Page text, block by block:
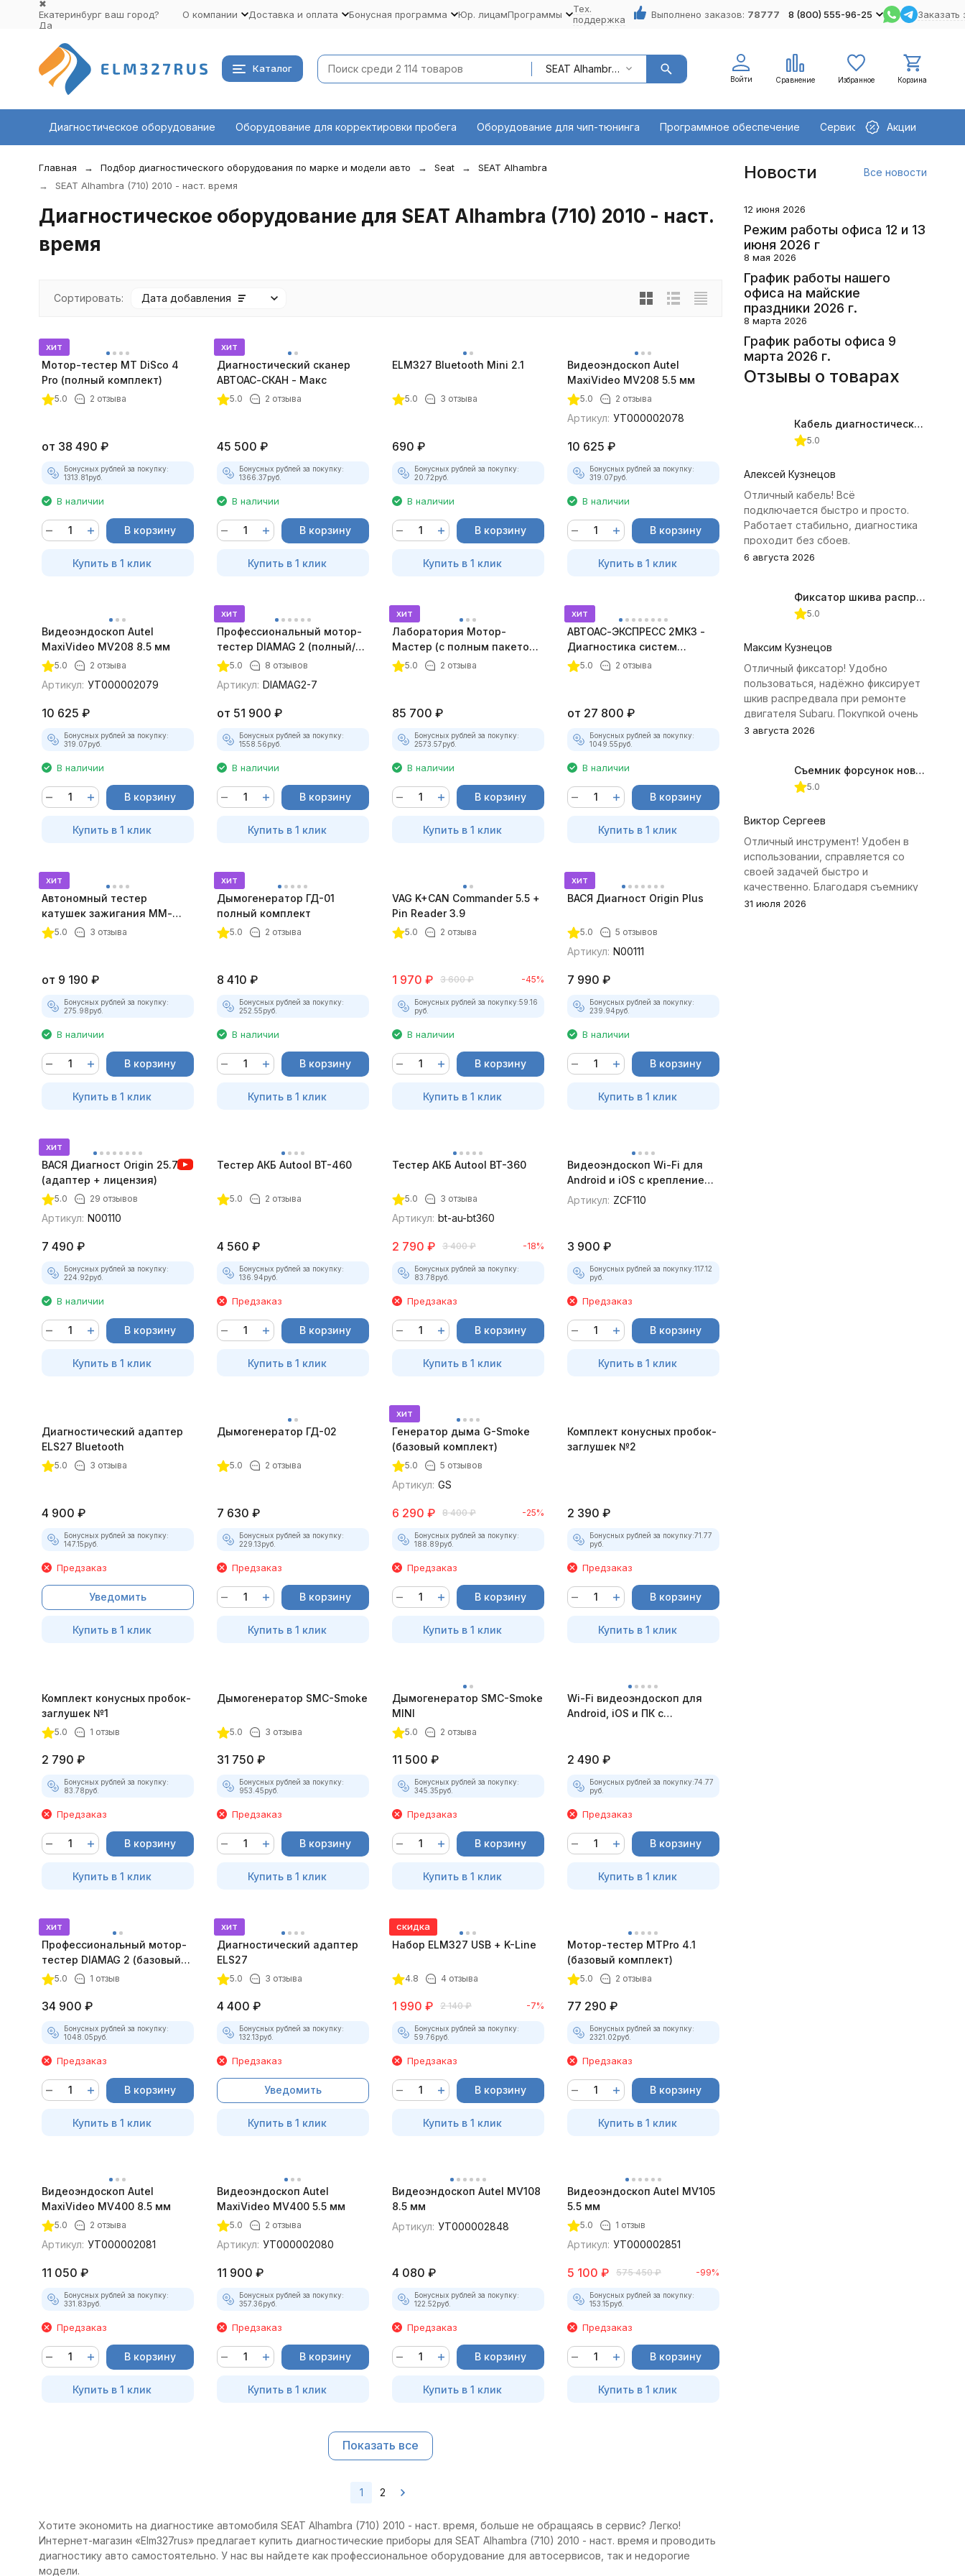
✖
Екатеринбург ваш город?
Да
О компании Доставка и оплата Бонусная программа Юр. лицамПрограммы
Тех.
поддержка
Выполнено заказов: 78777 8 (800) 555-96-25 Заказать
Каталог SEAT Alhambra (710) 2010 - наст. время
Войти Сравнение Избранное Корзина
Диагностическое оборудование Оборудование для корректировки пробега Оборудование для чип-тюнинга Программное обеспечение Сервисное оборудование
Акции
Главная Подбор диагностического оборудования по марке и модели авто Seat
SEAT Alhambra
SEAT Alhambra (710) 2010 - наст. время
Диагностическое оборудование для SEAT Alhambra (710) 2010 - наст.
время
Сортировать: Дата добавления
покупателей
хит
Мотор-тестер MT DiSco 4
Pro (полный комплект)
5.0 2 отзыва
от 38 490 ₽
Бонусных рублей за покупку:
1313.81руб.
В наличии
В корзину
Купить в 1 клик
хит
Диагностический сканер
АВТОАС-СКАН - Макс
5.0 2 отзыва
45 500 ₽
Бонусных рублей за покупку:
1366.37руб.
В наличии
В корзину
Купить в 1 клик
ELM327 Bluetooth Mini 2.1
5.0 3 отзыва
690 ₽
Бонусных рублей за покупку:
20.72руб.
В наличии
В корзину
Купить в 1 клик
Видеоэндоскоп Autel
MaxiVideo MV208 5.5 мм
5.0 2 отзыва
Артикул: УТ000002078
10 625 ₽
Бонусных рублей за покупку:
319.07руб.
В наличии
В корзину
Купить в 1 клик
Видеоэндоскоп Autel
MaxiVideo MV208 8.5 мм
5.0 2 отзыва
Артикул: УТ000002079
10 625 ₽
Бонусных рублей за покупку:
319.07руб.
В наличии
В корзину
Купить в 1 клик
хит
Профессиональный мотор-
тестер DIAMAG 2 (полный/
максимальный комплект)
5.0 8 отзывов
Артикул: DIAMAG2-7
от 51 900 ₽
Бонусных рублей за покупку:
1558.56руб.
В наличии
В корзину
Купить в 1 клик
хит
Лаборатория Мотор-
Мастер (с полным пакетом
лицензий)
5.0 2 отзыва
85 700 ₽
Бонусных рублей за покупку:
2573.57руб.
В наличии
В корзину
Купить в 1 клик
хит
АВТОАС-ЭКСПРЕСС 2МК3 -
Диагностика систем
зажигания
5.0 2 отзыва
от 27 800 ₽
Бонусных рублей за покупку:
1049.55руб.
В наличии
В корзину
Купить в 1 клик
хит
Автономный тестер
катушек зажигания ММ-
ТК-01 (v2) (полный
5.0 3 отзыва
от 9 190 ₽
Бонусных рублей за покупку:
275.98руб.
В наличии
В корзину
Купить в 1 клик
хит
Дымогенератор ГД-01
полный комплект
5.0 2 отзыва
8 410 ₽
Бонусных рублей за покупку:
252.55руб.
В наличии
В корзину
Купить в 1 клик
VAG K+CAN Commander 5.5 +
Pin Reader 3.9
5.0 2 отзыва
1 970 ₽ 3 600 ₽ -45%
Бонусных рублей за покупку:59.16
руб.
В наличии
В корзину
Купить в 1 клик
хит
ВАСЯ Диагност Origin Plus
5.0 5 отзывов
Артикул: N00111
7 990 ₽
Бонусных рублей за покупку:
239.94руб.
В наличии
В корзину
Купить в 1 клик
хит
ВАСЯ Диагност Origin 25.7.0
(адаптер + лицензия)
5.0 29 отзывов
Артикул: N00110
7 490 ₽
Бонусных рублей за покупку:
224.92руб.
В наличии
В корзину
Купить в 1 клик
Тестер АКБ Autool BT-460
5.0 2 отзыва
4 560 ₽
Бонусных рублей за покупку:
136.94руб.
Предзаказ
В корзину
Купить в 1 клик
Тестер АКБ Autool BT-360
5.0 3 отзыва
Артикул: bt-au-bt360
2 790 ₽ 3 400 ₽ -18%
Бонусных рублей за покупку:
83.78руб.
Предзаказ
В корзину
Купить в 1 клик
Видеоэндоскоп Wi-Fi для
Android и iOS с креплением
для смартфона
Артикул: ZCF110
3 900 ₽
Бонусных рублей за покупку:117.12
руб.
Предзаказ
В корзину
Купить в 1 клик
Диагностический адаптер
ELS27 Bluetooth
5.0 3 отзыва
4 900 ₽
Бонусных рублей за покупку:
147.15руб.
Предзаказ
Уведомить
Купить в 1 клик
Дымогенератор ГД-02
5.0 2 отзыва
7 630 ₽
Бонусных рублей за покупку:
229.13руб.
Предзаказ
В корзину
Купить в 1 клик
хит
Генератор дыма G-Smoke
(базовый комплект)
5.0 5 отзывов
Артикул: GS
6 290 ₽ 8 400 ₽ -25%
Бонусных рублей за покупку:
188.89руб.
Предзаказ
В корзину
Купить в 1 клик
Комплект конусных пробок-
заглушек №2
2 390 ₽
Бонусных рублей за покупку:71.77
руб.
Предзаказ
В корзину
Купить в 1 клик
Комплект конусных пробок-
заглушек №1
5.0 1 отзыв
2 790 ₽
Бонусных рублей за покупку:
83.78руб.
Предзаказ
В корзину
Купить в 1 клик
Дымогенератор SMC-Smoke
5.0 3 отзыва
31 750 ₽
Бонусных рублей за покупку:
953.45руб.
Предзаказ
В корзину
Купить в 1 клик
Дымогенератор SMC-Smoke
MINI
5.0 2 отзыва
11 500 ₽
Бонусных рублей за покупку:
345.35руб.
Предзаказ
В корзину
Купить в 1 клик
Wi-Fi видеоэндоскоп для
Android, iOS и ПК с
2 490 ₽
Бонусных рублей за покупку:74.77
руб.
Предзаказ
В корзину
Купить в 1 клик
хит
Профессиональный мотор-
тестер DIAMAG 2 (базовый
комплект)
5.0 1 отзыв
34 900 ₽
Бонусных рублей за покупку:
1048.05руб.
Предзаказ
В корзину
Купить в 1 клик
хит
Диагностический адаптер
ELS27
5.0 3 отзыва
4 400 ₽
Бонусных рублей за покупку:
132.13руб.
Предзаказ
Уведомить
Купить в 1 клик
скидка
Набор ELM327 USB + K-Line
4.8 4 отзыва
1 990 ₽ 2 140 ₽ -7%
Бонусных рублей за покупку:
59.76руб.
Предзаказ
В корзину
Купить в 1 клик
Мотор-тестер MTPro 4.1
(базовый комплект)
5.0 2 отзыва
77 290 ₽
Бонусных рублей за покупку:
2321.02руб.
Предзаказ
В корзину
Купить в 1 клик
Видеоэндоскоп Autel
MaxiVideo MV400 8.5 мм
5.0 2 отзыва
Артикул: УТ000002081
11 050 ₽
Бонусных рублей за покупку:
331.83руб.
Предзаказ
В корзину
Купить в 1 клик
Видеоэндоскоп Autel
MaxiVideo MV400 5.5 мм
5.0 2 отзыва
Артикул: УТ000002080
11 900 ₽
Бонусных рублей за покупку:
357.36руб.
Предзаказ
В корзину
Купить в 1 клик
Видеоэндоскоп Autel MV108
8.5 мм
Артикул: УТ000002848
4 080 ₽
Бонусных рублей за покупку:
122.52руб.
Предзаказ
В корзину
Купить в 1 клик
Видеоэндоскоп Autel MV105
5.5 мм
5.0 1 отзыв
Артикул: УТ000002851
5 100 ₽ 575 450 ₽ -99%
Бонусных рублей за покупку:
153.15руб.
Предзаказ
В корзину
Купить в 1 клик
Показать все
1 2
Хотите экономить на диагностике автомобиля SEAT Alhambra (710) 2010 - наст. время, больше не обращаясь в сервис? Легко!
Интернет-магазин «Elm327rus» предлагает купить диагностические приборы для SEAT Alhambra (710) 2010 - наст. время и проводить
диагностику авто самостоятельно. У нас вы найдете как профессиональное оборудование для автосервисов, так и недорогие
модели.
Новости Все новости
12 июня 2026
Режим работы офиса 12 и 13
июня 2026 г
8 мая 2026
График работы нашего
офиса на майские
праздники 2026 г.
8 марта 2026
График работы офиса 9
марта 2026 г.
Отзывы о товарах
Кабель диагностический ГАЗ 24 для АВТОАС
5.0
Алексей Кузнецов
Отличный кабель! Всё
подключается быстро и просто.
Работает стабильно, диагностика
проходит без сбоев.
6 августа 2026
Фиксатор шкива распредвала (Subaru) JTC-4409
5.0
Максим Кузнецов
Отличный фиксатор! Удобно
пользоваться, надёжно фиксирует
шкив распредвала при ремонте
двигателя Subaru. Покупкой очень
доволен.
3 августа 2026
Съемник форсунок новых дизельных двигателей Jonnesway
5.0
Виктор Сергеев
Отличный инструмент! Удобен в
использовании, справляется со
своей задачей быстро и
качественно. Благодаря съемнику
удалось избежать лишних хлопот с
31 июля 2026